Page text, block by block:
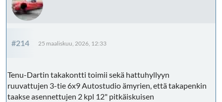
#214 25 maaliskuu, 2026, 12:33
Tenu-Dartin takakontti toimii sekä hattuhyllyyn
ruuvattujen 3-tie 6x9 Autostudio ämyrien, että takapenkin
taakse asennettujen 2 kpl 12" pitkäiskuisen